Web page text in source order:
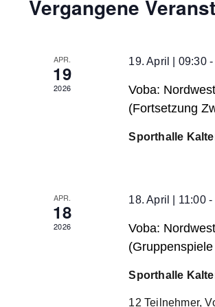
Vergangene
APR.
19
2026
19. April | 09:30-
Voba:
(Fortsetzung
Sporthalle
APR.
18
2026
18. April | 11:00-
Voba:
Sporthalle
12 Teilnehmer,